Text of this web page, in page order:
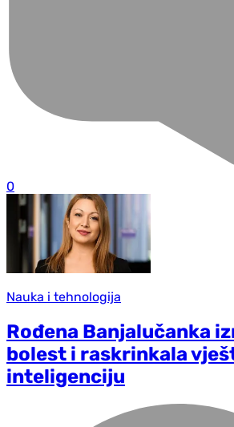
0
Nauka i tehnologija
Rođena Banjalučanka
bolest i raskrinkala
inteligenciju